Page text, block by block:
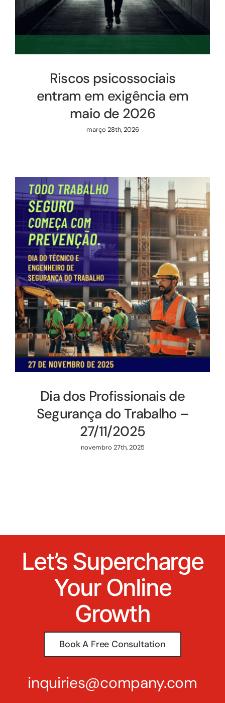
Riscos psicossociais
entram em exigência em
maio de 2026
março 28th, 2026
Dia dos Profissionais de
Segurança do Trabalho –
27/11/2025
novembro 27th, 2025
Let’s Supercharge
Your Online
Growth
Book A Free Consultation
inquiries@company.com